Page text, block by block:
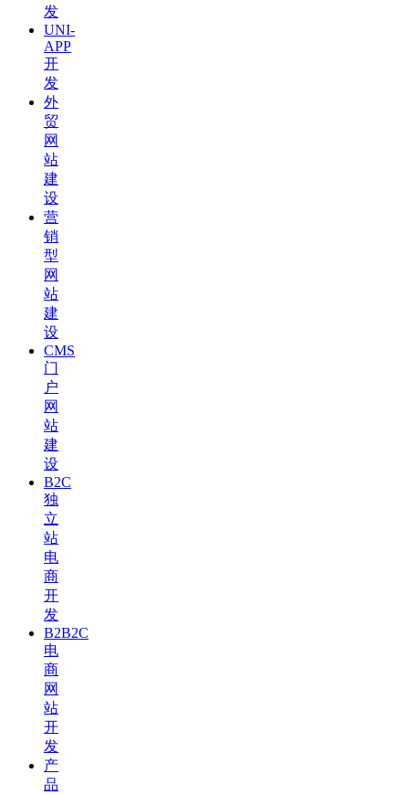
发
UNI-
APP
开
发
外
贸
网
站
建
设
营
销
型
网
站
建
设
CMS
门
户
网
站
建
设
B2C
独
立
站
电
商
开
发
B2B2C
电
商
网
站
开
发
产
品